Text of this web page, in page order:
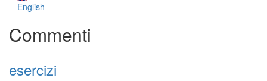
English
Commenti
esercizi